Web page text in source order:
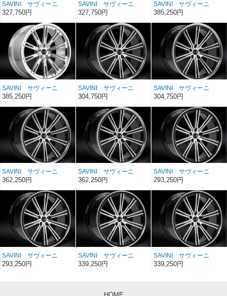
SAVINI サヴィーニ
BLACK di FORZA BM-
327,750円
SAVINI サヴィーニ
BLACK di FORZA BM-
327,750円
SAVINI サヴィーニ
BLACK di FORZA BM-
22×10.5
385,250円
SAVINI サヴィーニ
BLACK di FORZA BM-
3 クローム 22インチ
22×9
385,250円
SAVINI サヴィーニ
BLACK di FORZA BM-
3 ブラッシュド/クロー
ムリップ 20インチ
20×10
304,750円
SAVINI サヴィーニ
BLACK di FORZA BM-
3 ブラッシュド/クロー
ムリップ 20インチ
20×8.5
304,750円
SAVINI サヴィーニ
BLACK di FORZA BM-
ムリップ 22インチ
22×10.5
362,250円
SAVINI サヴィーニ
BLACK di FORZA BM-
ムリップ 22インチ
22×9
362,250円
SAVINI サヴィーニ
BLACK di FORZA BM-
クリップ＆マシンドピン
ストライプ 20インチ
20×10
293,250円
SAVINI サヴィーニ
BLACK di FORZA BM-
3 ブラッシュド/ブラッ
ストライプ 20インチ
293,250円
SAVINI サヴィーニ
BLACK di FORZA BM-
3 ブラッシュド/ブラッ
ストライプ 22インチ
339,250円
SAVINI サヴィーニ
BLACK di FORZA BM-
3 ブラッシュド/ブラッ
ストライプ 22インチ
339,250円